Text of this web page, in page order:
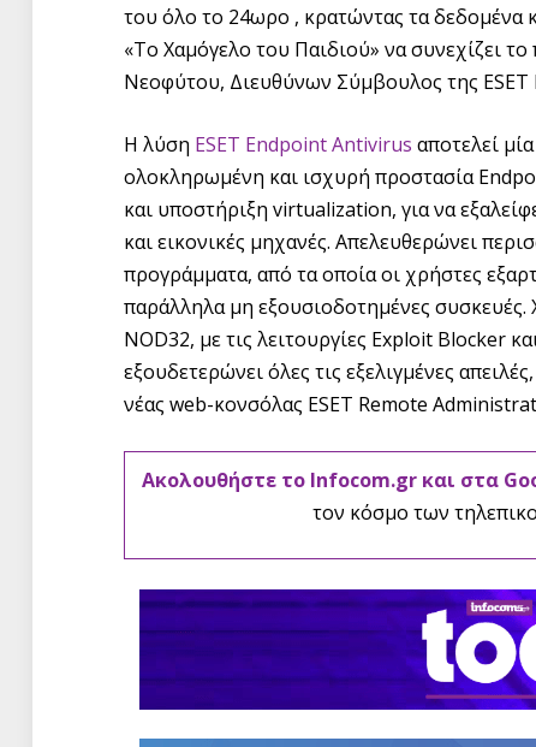
του όλο το 24ωρο , κρατώντας τα δεδομένα
«Το Χαμόγελο του Παιδιού» να συνεχίζει
Νεοφύτου, Διευθύνων Σύμβουλος της ESET
Η λύση ESET Endpoint Antivirus αποτελεί
ολοκληρωμένη και ισχυρή προστασία
και υποστήριξη virtualization, για να
και εικονικές μηχανές. Απελευθερώνει
προγράμματα, από τα οποία οι χρήστες
παράλληλα μη εξουσιοδοτημένες
NOD32, με τις λειτουργίες Exploit Blocker
εξουδετερώνει όλες τις εξελιγμένες
νέας web-κονσόλας ESET Remote
Ακολουθήστε το Infocom.gr και στα
τον κόσμο των